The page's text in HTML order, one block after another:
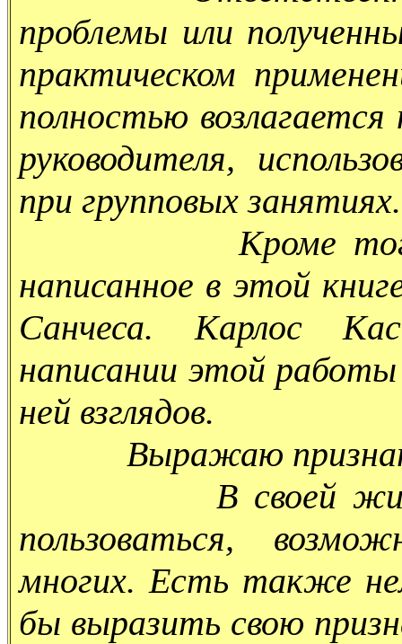
проблемы или
практическом
полностью
руководителя,
при групповых занятиях.
Кроме того,
написанное в этой
Санчеса. Карлос
написании этой
ней взглядов.
Выражаю
В своей жизни я
пользоваться,
многих. Есть также
бы выразить свою